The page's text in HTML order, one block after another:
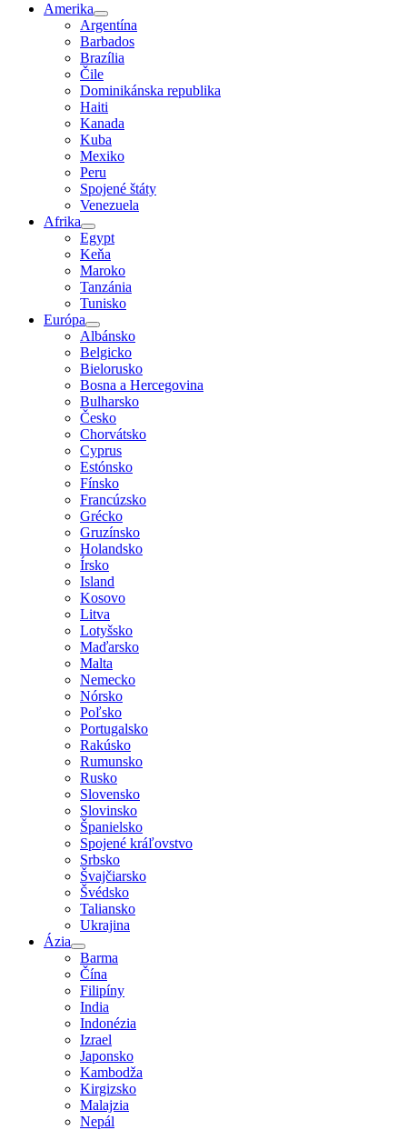
Amerika
Argentína
Barbados
Brazília
Čile
Dominikánska republika
Haiti
Kanada
Kuba
Mexiko
Peru
Spojené štáty
Venezuela
Afrika
Egypt
Keňa
Maroko
Tanzánia
Tunisko
Európa
Albánsko
Belgicko
Bielorusko
Bosna a Hercegovina
Bulharsko
Česko
Chorvátsko
Cyprus
Estónsko
Fínsko
Francúzsko
Grécko
Gruzínsko
Holandsko
Írsko
Island
Kosovo
Litva
Lotyšsko
Maďarsko
Malta
Nemecko
Nórsko
Poľsko
Portugalsko
Rakúsko
Rumunsko
Rusko
Slovensko
Slovinsko
Španielsko
Spojené kráľovstvo
Srbsko
Švajčiarsko
Švédsko
Taliansko
Ukrajina
Ázia
Barma
Čína
Filipíny
India
Indonézia
Izrael
Japonsko
Kambodža
Kirgizsko
Malajzia
Nepál